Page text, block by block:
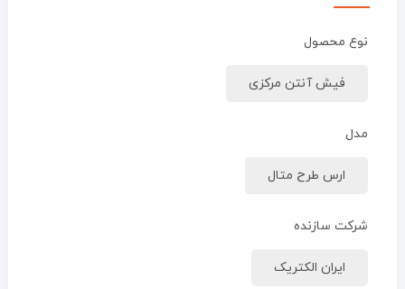
نوع محصول
فیش آنتن مرکزی
مدل
ارس طرح متال
شرکت سازنده
ایران الکتریک